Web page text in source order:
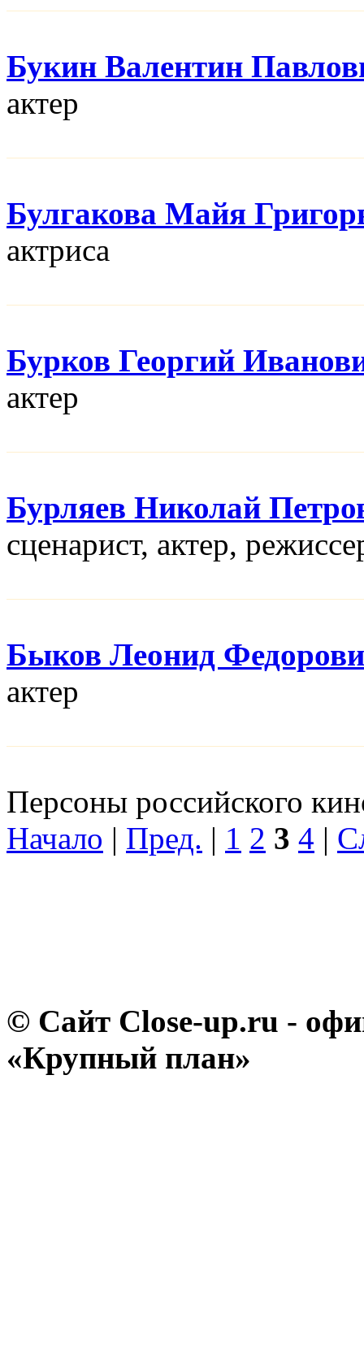
Букин Валентин
актер
Булгакова Майя
актриса
Бурков Георгий
актер
Бурляев Николай
сценарист, актер,
Быков Леонид
актер
Персоны российского
Начало | Пред. | 1 2 3 4 |
© Сайт Close-up.ru -
«Крупный план»